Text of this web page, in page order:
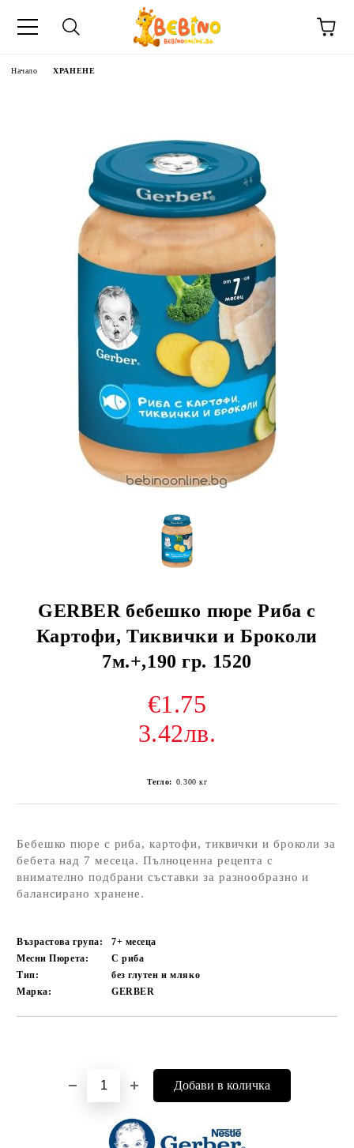
Начало ХРАНЕНЕ
GERBER бебешко пюре Риба с
Картофи, Тиквички и Броколи
7м.+,190 гр. 1520
€1.75
3.42лв.
Тегло: 0.300 кг
Бебешко пюре с риба, картофи, тиквички и броколи за
бебета над 7 месеца. Пълноценна рецепта с
внимателно подбрани съставки за разнообразно и
балансирано хранене.
Възрастова група:
7+ месеца
Месни Пюрета:
С риба
Тип:
без глутен и мляко
Марка:
GERBER